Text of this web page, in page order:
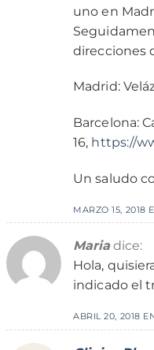
uno en
direcciones
Madrid:
Barcelona:
16, https://
Un saludo
MARZO 15, 2018
Maria dice:
Hola,
indicado el
ABRIL 20, 2018